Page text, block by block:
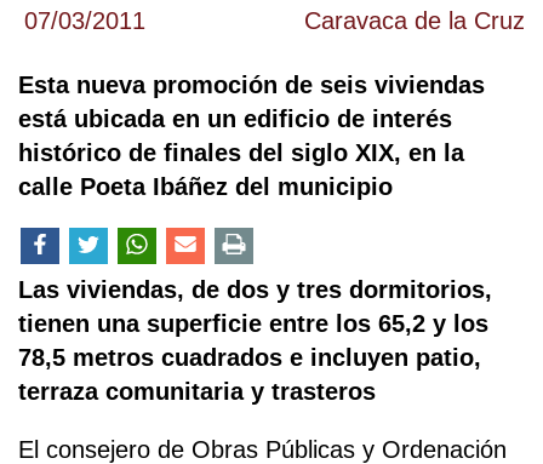
07/03/2011 Caravaca de la Cruz
Esta nueva promoción de seis viviendas
está ubicada en un edificio de interés
histórico de finales del siglo XIX, en la
calle Poeta Ibáñez del municipio
Las viviendas, de dos y tres dormitorios,
tienen una superficie entre los 65,2 y los
78,5 metros cuadrados e incluyen patio,
terraza comunitaria y trasteros
El consejero de Obras Públicas y Ordenación